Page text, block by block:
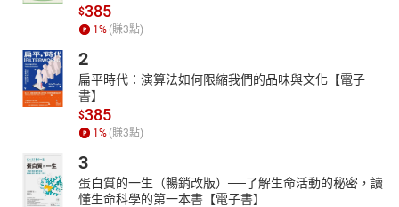
$385
1 % (賺3點)
2
扁平時代：演算法如何限縮我們的品味與文化【電子
書】
$385
1 % (賺3點)
3
蛋白質的一生（暢銷改版）──了解生命活動的秘密，讀
懂生命科學的第一本書【電子書】